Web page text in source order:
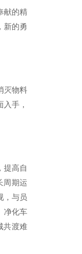
献的精
新的勇
灭物料
手，
提高自
周期运
，与员
净化车
共渡难